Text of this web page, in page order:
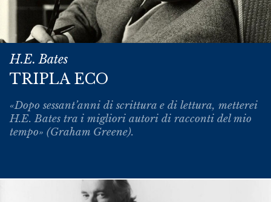
H.E. Bates
TRIPLA ECO
«Dopo sessant’anni di scrittura e di lettura, metterei
H.E. Bates tra i migliori autori di racconti del mio
tempo» (Graham Greene).